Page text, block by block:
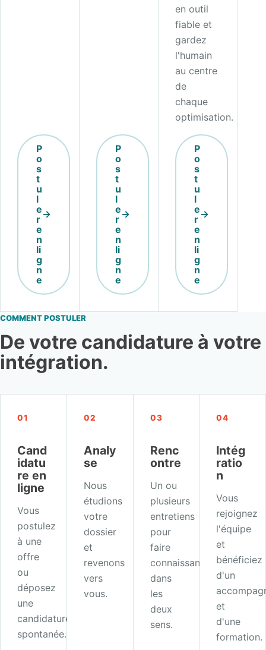
P
o
s
t
u
l
e
r
e
n
li
g
n
e
P
o
s
t
u
l
e
r
e
n
li
g
n
e
en outil
fiable et
gardez
l'humain
au centre
de
chaque
optimisation.
P
o
s
t
u
l
e
r
e
n
li
g
n
e
COMMENT POSTULER
De votre candidature à votre
intégration.
01
Cand
idatu
re en
ligne
Vous
postulez
à une
offre
ou
déposez
une
candidature
spontanée.
02
Analy
se
Nous
étudions
votre
dossier
et
revenons
vers
vous.
03
Renc
ontre
Un ou
plusieurs
entretiens
pour
faire
connaissance,
dans
les
deux
sens.
04
Intég
ratio
n
Vous
rejoignez
l'équipe
et
bénéficiez
d'un
et
d'une
formation.